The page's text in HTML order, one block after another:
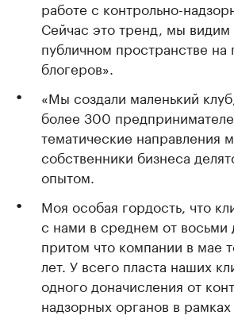
работе с контрольно-
Сейчас это тренд, мы видим
публичном пространстве
блогеров».
«Мы создали маленький
более 300
тематические направления
собственники бизнеса
опытом.
Моя особая гордость, что
с нами в среднем от восьми
притом что компании в мае
лет. У всего пласта наших
одного доначисления от
надзорных органов в рамках